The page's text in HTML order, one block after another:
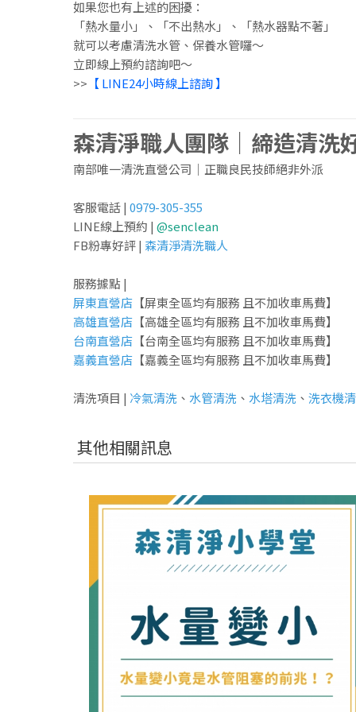
如果您也有上述的困擾：
「熱水量小」、「不出熱水」、「熱水器點不著」
就可以考慮清洗水管、保養水管囉～
立即線上預約諮詢吧～
>> 【 LINE24小時線上諮詢 】
森清淨職人團隊｜締造清洗
南部唯一清洗直營公司｜正職良民技師絕非外派
客服電話 | 0979-305-355
LINE線上預約 | @senclean
FB粉專好評 | 森清淨清洗職人
服務據點 |
屏東直營店 【屏東全區均有服務 且不加收車馬費】
高雄直營店 【高雄全區均有服務 且不加收車馬費】
台南直營店 【台南全區均有服務 且不加收車馬費】
嘉義直營店 【嘉義全區均有服務 且不加收車馬費】
清洗項目 | 冷氣清洗 、 水管清洗 、 水塔清洗 、 洗衣機
其他相關訊息